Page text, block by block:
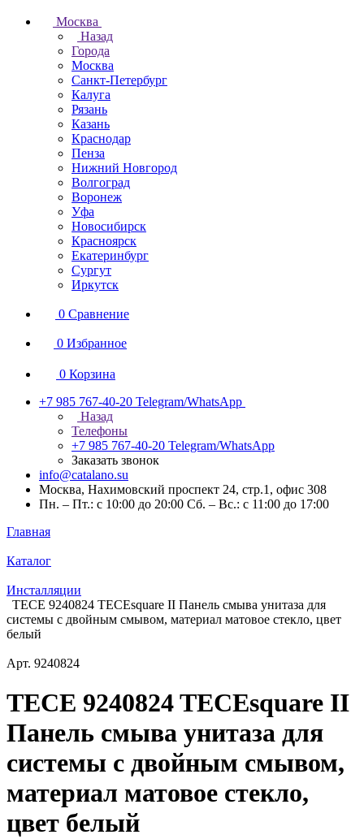
Москва
Назад
Города
Москва
Санкт-Петербург
Калуга
Рязань
Казань
Краснодар
Пенза
Нижний Новгород
Волгоград
Воронеж
Уфа
Новосибирск
Красноярск
Екатеринбург
Сургут
Иркутск
0 Сравнение
0 Избранное
0 Корзина
+7 985 767-40-20 Telegram/WhatsApp
Назад
Телефоны
+7 985 767-40-20 Telegram/WhatsApp
Заказать звонок
info@catalano.su
Москва, Нахимовский проспект 24, стр.1, офис 308
Пн. – Пт.: с 10:00 до 20:00 Сб. – Вс.: с 11:00 до 17:00
Главная
Каталог
Инсталляции
TECE 9240824 TECEsquare II Панель смыва унитаза для
системы с двойным смывом, материал матовое стекло, цвет
белый
Арт. 9240824
TECE 9240824 TECEsquare II
Панель смыва унитаза для
системы с двойным смывом,
материал матовое стекло,
цвет белый